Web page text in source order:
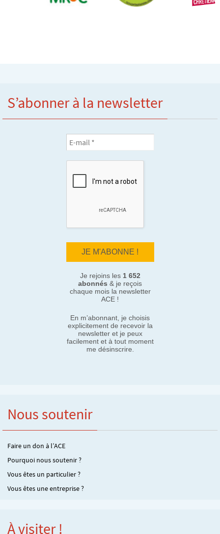
S’abonner à la newsletter
Je rejoins les 1 652
abonnés & je reçois
chaque mois la newsletter
ACE !
En m’abonnant, je choisis
explicitement de recevoir la
newsletter et je peux
facilement et à tout moment
me désinscrire.
Nous soutenir
Faire un don à l’ACE
Pourquoi nous soutenir ?
Vous êtes un particulier ?
Vous êtes une entreprise ?
À visiter !